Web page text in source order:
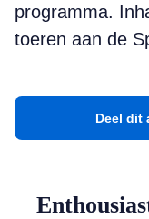
programma.
toeren aan de
Deel dit